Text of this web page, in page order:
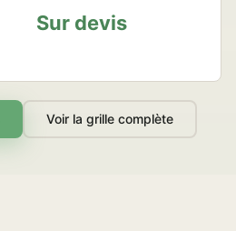
Sur devis
Voir la grille complète